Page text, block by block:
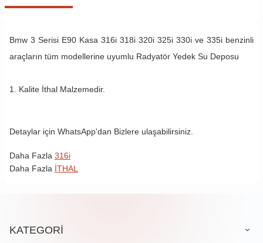
Bmw 3 Serisi E90 Kasa 316i 318i 320i 325i 330i ve 335i benzinli
araçların tüm modellerine uyumlu Radyatör Yedek Su Deposu
1. Kalite İthal Malzemedir.
Detaylar için WhatsApp'dan Bizlere ulaşabilirsiniz.
Daha Fazla 316i
Daha Fazla İTHAL
KATEGORİ